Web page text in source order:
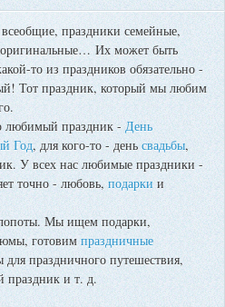
праздники семейные,
Их может быть
то из праздников обязательно -
Тот праздник, который мы любим
любимый праздник - День
Год, для кого-то - деньсвадьбы,
У всех нас любимые праздники -
точно - любовь,подарки и
Мы ищем подарки,
готовимпраздничные
праздничного путешествия,
праздник и т. д.